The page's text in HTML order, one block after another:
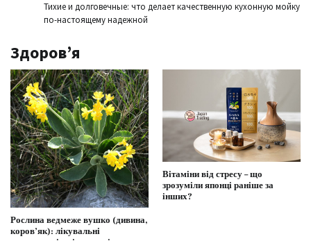
Тихие и долговечные: что делает качественную кухонную мойку
по-настоящему надежной
Здоров’я
Рослина ведмеже вушко (дивина,
коров’як): лікувальні
Вітаміни від стресу – що
зрозуміли японці раніше за
інших?